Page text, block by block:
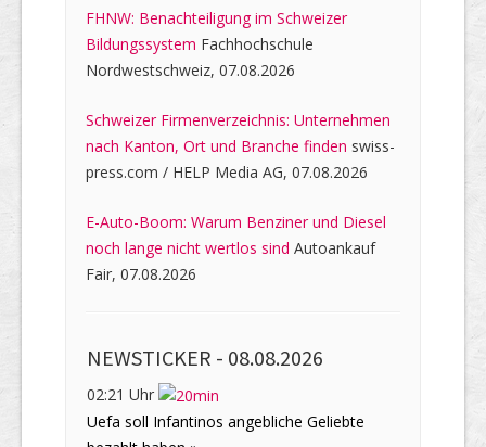
FHNW: Benachteiligung im Schweizer
Bildungssystem Fachhochschule
Nordwestschweiz, 07.08.2026
Schweizer Firmenverzeichnis: Unternehmen
nach Kanton, Ort und Branche finden swiss-
press.com / HELP Media AG, 07.08.2026
E-Auto-Boom: Warum Benziner und Diesel
noch lange nicht wertlos sind Autoankauf
Fair, 07.08.2026
NEWSTICKER - 08.08.2026
02:21 Uhr
Uefa soll Infantinos angebliche Geliebte